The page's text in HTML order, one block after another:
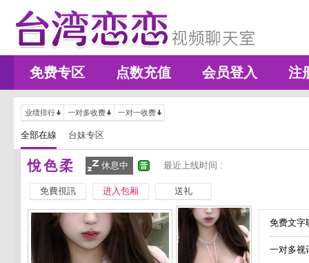
免费专区 点数充值 会员登入 注
业绩排行 一对多收费 一对一收费
全部在線 台妹专区
悅色柔 休息中 最近上线时间 :
免費視訊 进入包厢 送礼
免费文
一对多